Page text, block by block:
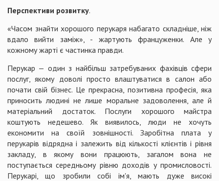
Перспективи розвитку.
«Часом знайти хорошого перукаря набагато складніше, ніж
вдало вийти заміж», - жартують француженки. Але у
кожному жарті є частинка правди.
Перукар — один з найбільш затребуваних фахівців сфери
послуг, якому доволі просто влаштуватися в салон або
почати свій бізнес. Це прекрасна, позитивна професія, яка
приносить людині не лише моральне задоволення, але й
матеріальний достаток. Послуги хорошого майстра
коштують недешево. Як виявилось, люди не хочуть
економити на своїй зовнішності. Заробітна плата у
перукарів відрядна і залежить від кількості клієнтів і рівня
закладу, в якому вони працюють, загалом вона не
поступається середньому рівню доходів у промисловості.
Перукарі, що зробили собі ім'я, мають дуже високі